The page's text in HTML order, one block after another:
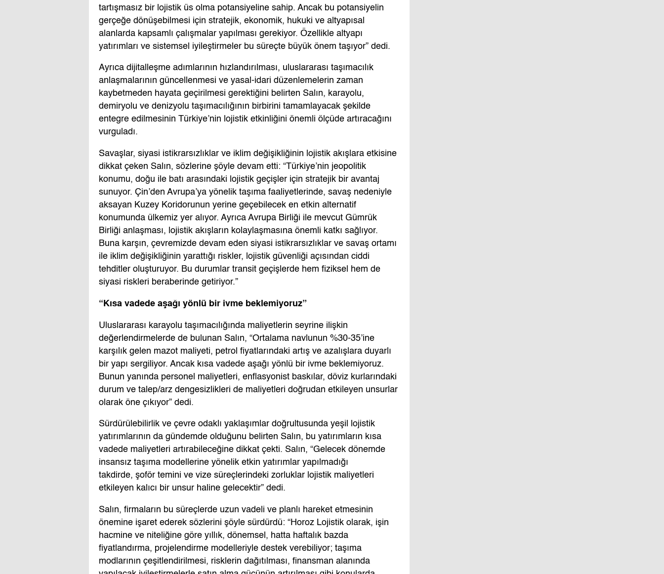
tartışmasız bir lojistik üs olma potansiyeline sahip. Ancak bu potansiyelin
gerçeğe dönüşebilmesi için stratejik, ekonomik, hukuki ve altyapısal
alanlarda kapsamlı çalışmalar yapılması gerekiyor. Özellikle altyapı
yatırımları ve sistemsel iyileştirmeler bu süreçte büyük önem taşıyor” dedi.
Ayrıca dijitalleşme adımlarının hızlandırılması, uluslararası taşımacılık
anlaşmalarının güncellenmesi ve yasal-idari düzenlemelerin zaman
kaybetmeden hayata geçirilmesi gerektiğini belirten Salın, karayolu,
demiryolu ve denizyolu taşımacılığının birbirini tamamlayacak şekilde
entegre edilmesinin Türkiye’nin lojistik etkinliğini önemli ölçüde artıracağını
vurguladı.
Savaşlar, siyasi istikrarsızlıklar ve iklim değişikliğinin lojistik akışlara etkisine
dikkat çeken Salın, sözlerine şöyle devam etti: “Türkiye’nin jeopolitik
konumu, doğu ile batı arasındaki lojistik geçişler için stratejik bir avantaj
sunuyor. Çin’den Avrupa’ya yönelik taşıma faaliyetlerinde, savaş nedeniyle
aksayan Kuzey Koridorunun yerine geçebilecek en etkin alternatif
konumunda ülkemiz yer alıyor. Ayrıca Avrupa Birliği ile mevcut Gümrük
Birliği anlaşması, lojistik akışların kolaylaşmasına önemli katkı sağlıyor.
Buna karşın, çevremizde devam eden siyasi istikrarsızlıklar ve savaş ortamı
ile iklim değişikliğinin yarattığı riskler, lojistik güvenliği açısından ciddi
tehditler oluşturuyor. Bu durumlar transit geçişlerde hem fiziksel hem de
siyasi riskleri beraberinde getiriyor.”
“Kısa vadede aşağı yönlü bir ivme beklemiyoruz”
Uluslararası karayolu taşımacılığında maliyetlerin seyrine ilişkin
değerlendirmelerde de bulunan Salın, “Ortalama navlunun %30-35’ine
karşılık gelen mazot maliyeti, petrol fiyatlarındaki artış ve azalışlara duyarlı
bir yapı sergiliyor. Ancak kısa vadede aşağı yönlü bir ivme beklemiyoruz.
Bunun yanında personel maliyetleri, enflasyonist baskılar, döviz kurlarındaki
durum ve talep/arz dengesizlikleri de maliyetleri doğrudan etkileyen unsurlar
olarak öne çıkıyor” dedi.
Sürdürülebilirlik ve çevre odaklı yaklaşımlar doğrultusunda yeşil lojistik
yatırımlarının da gündemde olduğunu belirten Salın, bu yatırımların kısa
vadede maliyetleri artırabileceğine dikkat çekti. Salın, “Gelecek dönemde
insansız taşıma modellerine yönelik etkin yatırımlar yapılmadığı
takdirde, şoför temini ve vize süreçlerindeki zorluklar lojistik maliyetleri
etkileyen kalıcı bir unsur haline gelecektir” dedi.
Salın, firmaların bu süreçlerde uzun vadeli ve planlı hareket etmesinin
önemine işaret ederek sözlerini şöyle sürdürdü: “Horoz Lojistik olarak, işin
hacmine ve niteliğine göre yıllık, dönemsel, hatta haftalık bazda
fiyatlandırma, projelendirme modelleriyle destek verebiliyor; taşıma
modlarının çeşitlendirilmesi, risklerin dağıtılması, finansman alanında